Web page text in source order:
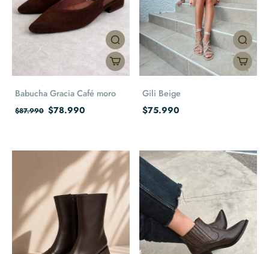
Babucha Gracia Café moro
$87.990 $78.990
Gili Beige
$75.990